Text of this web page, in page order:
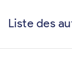
Liste des